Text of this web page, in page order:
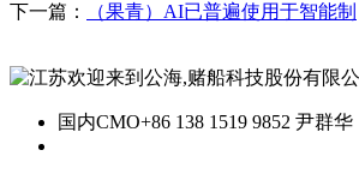
下一篇： （果青）AI已普遍使用于智能制
国内CMO+86 138 1519 9852 尹群华